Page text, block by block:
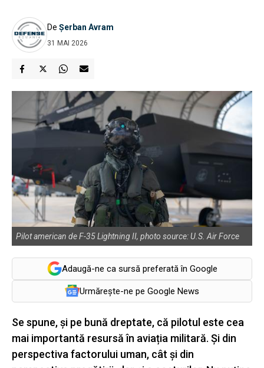
De Șerban Avram
31 MAI 2026
Pilot american de F-35 Lightning II, photo source: U.S. Air Force
Adaugă-ne ca sursă preferată în Google
Urmărește-ne pe Google News
Se spune, și pe bună dreptate, că pilotul este cea
mai importantă resursă în aviația militară. Și din
perspectiva factorului uman, cât și din